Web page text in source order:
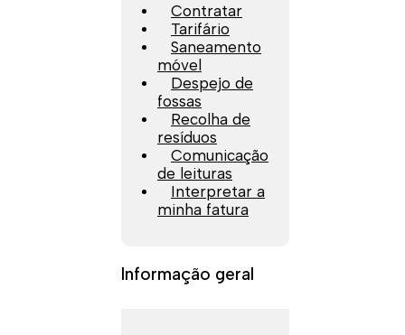
Contratar
Tarifário
Saneamento
móvel
Despejo de
fossas
Recolha de
resíduos
Comunicação
de leituras
Interpretar a
minha fatura
Informação geral